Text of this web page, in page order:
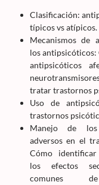
Clasificación:
típicos vs atípicos.
Mecanismos de
los antipsicóticos:
antipsicóticos
tratar trastornos
Uso de
trastornos
Manejo de los
adversos en el
Cómo
los efectos
comunes